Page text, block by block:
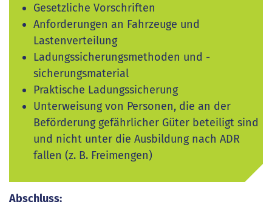
Gesetzliche Vorschriften
Anforderungen an Fahrzeuge und
Lastenverteilung
Ladungssicherungsmethoden und -
sicherungsmaterial
Praktische Ladungssicherung
Unterweisung von Personen, die an der
Beförderung gefährlicher Güter beteiligt sind
und nicht unter die Ausbildung nach ADR
fallen (z. B. Freimengen)
Abschluss: